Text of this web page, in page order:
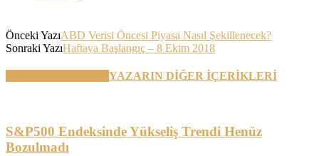
Önceki YazıABD Verisi Öncesi Piyasa Nasıl Şekillenecek?
Sonraki YazıHaftaya Başlangıç – 8 Ekim 2018
YAZARIN DİĞER İÇERİKLERİ
S&P500 Endeksinde Yükseliş Trendi Henüz
Bozulmadı